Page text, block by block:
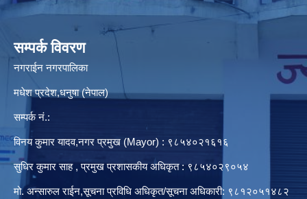
सम्पर्क विवरण
नगराईन नगरपालिका
मधेश प्रदेश,धनुषा (नेपाल)
सम्पर्क नं.:
विनय कुमार यादव,नगर प्रमुख (Mayor) : ९८५४०२१६१६
सुधिर कुमार साह , प्रमुख प्रशासकीय अधिकृत : ९८५४०२९०५४
मो. अन्सारुल राईन,सूचना प्रविधि अधिकृत/सूचना अधिकारी: ९८१२०५१४८२